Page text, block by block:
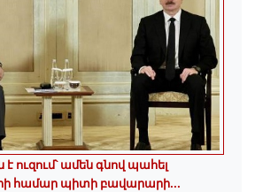
ուզում՝ ամեն գնով պահել
համար պիտի բավարարի...